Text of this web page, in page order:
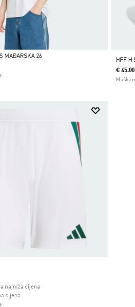
MAĐARSKA 26
HFF H
€ 45.00
najniža cijena
cijena